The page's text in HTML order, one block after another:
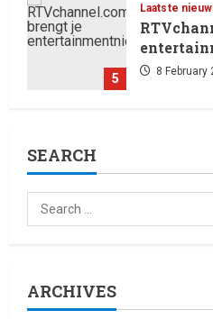
5
Laatste
8 February
1
29 May
2
track
SEARCH
ARCHIVES